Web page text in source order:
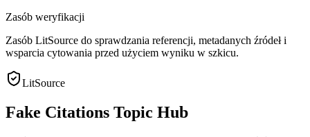
Zasób weryfikacji
Zasób LitSource do sprawdzania referencji, metadanych źródeł i
wsparcia cytowania przed użyciem wyniku w szkicu.
LitSource
Fake Citations Topic Hub